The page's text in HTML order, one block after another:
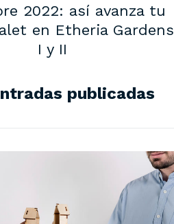
2022: así avanza tu
en Etheria Gardens
I y II
publicadas